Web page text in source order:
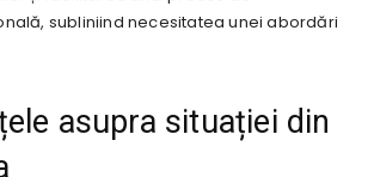
subliniind necesitatea unei abordări
asupra situației din